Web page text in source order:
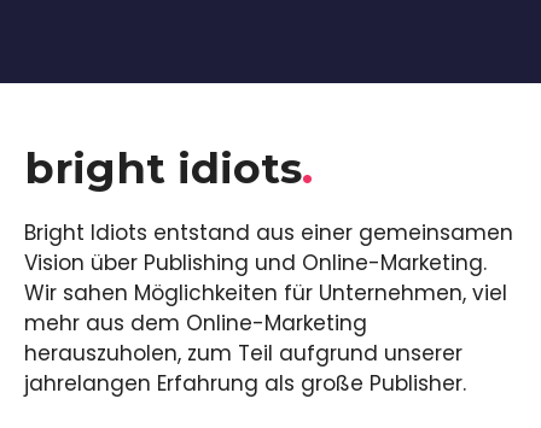
bright idiots.
Bright Idiots entstand aus einer gemeinsamen
Vision über Publishing und Online-Marketing.
Wir sahen Möglichkeiten für Unternehmen, viel
mehr aus dem Online-Marketing
herauszuholen, zum Teil aufgrund unserer
jahrelangen Erfahrung als große Publisher.